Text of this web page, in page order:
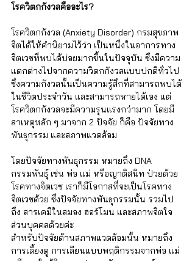
โรควิตกกังวลคืออะไร?
โรควิตกกังวล (Anxiety Disorder) กรมสุขภาพ
จิตได้ให้คำนิยามไว้ว่า เป็นหนึ่งในอาการทาง
จิตเวชที่พบได้บ่อยมากขึ้นในปัจจุบัน ซึ่งมีความ
แตกต่างไปจากความวิตกกังวลแบบปกติทั่วไป
ซึ่งความกังวลนั้นเป็นความรู้สึกที่สามารถพบได้
ในชีวิตประจำวัน และสามารถหายได้เอง แต่
โรควิตกกังวลจะมีความรุนแรงกว่ามาก โดยมี
สาเหตุหลัก ๆ มาจาก 2 ปัจจัย ก็คือ ปัจจัยทาง
พันธุกรรม และสภาพแวดล้อม
โดยปัจจัยทางพันธุกรรม หมายถึง DNA
กรรมพันธุ์ เช่น พ่อ แม่ หรือญาติสนิท ป่วยด้วย
โรคทางจิตเวช เราก็มีโอกาสที่จะเป็นโรคทาง
จิตเวชด้วย ซึ่งปัจจัยทางพันธุกรรมนั้น รวมไป
ถึง สารเคมีในสมอง ฮอร์โมน และสภาพจิตใจ
ส่วนบุคคลด้วยค่ะ
สำหรับปัจจัยด้านสภาพแวดล้อมนั้น หมายถึง
การเลี้ยงดู การเลียนแบบพฤติกรรมจากพ่อ แม่